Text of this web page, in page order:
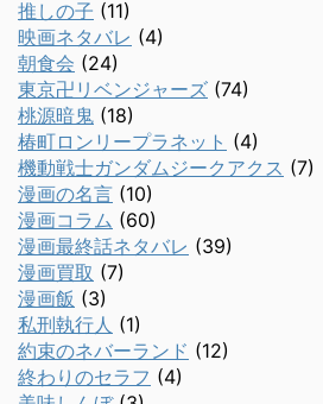
推しの子 (11)
映画ネタバレ (4)
朝食会 (24)
東京卍リベンジャーズ (74)
桃源暗鬼 (18)
椿町ロンリープラネット (4)
機動戦士ガンダムジークアクス (7)
漫画の名言 (10)
漫画コラム (60)
漫画最終話ネタバレ (39)
漫画買取 (7)
漫画飯 (3)
私刑執行人 (1)
約束のネバーランド (12)
終わりのセラフ (4)